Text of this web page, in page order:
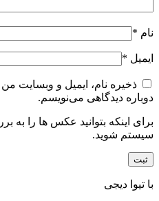
نام *
ایمیل *
ذخیره نام، ایمیل و وبسایت
دوباره دیدگاهی می‌نویسم.
برای اینکه بتوانید عکس ها را به
سیستم شوید.
با تیوا دیجی